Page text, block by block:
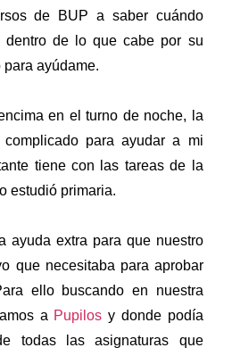
de BUP a saber cuándo
dentro de lo que cabe por su
ayúdame.
en el turno de noche, la
para ayudar a mi
tiene con las tareas de la
estudió primaria.
ayuda extra para que nuestro
que necesitaba para aprobar
ello buscando en nuestra
a Pupilos y donde podía
todas las asignaturas que